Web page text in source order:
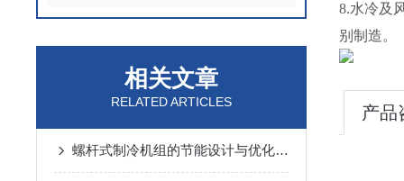
相关文章
RELATED ARTICLES
螺杆式制冷机组的节能设计与优化策略
8.水冷及
别制造。
产品